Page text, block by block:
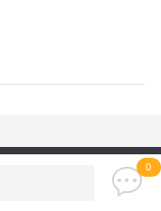
0
天风证券投资者教育基地